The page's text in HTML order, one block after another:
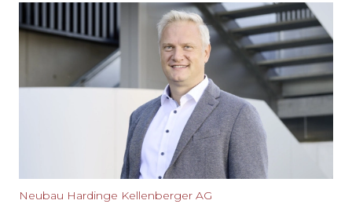
Neubau Hardinge Kellenberger AG